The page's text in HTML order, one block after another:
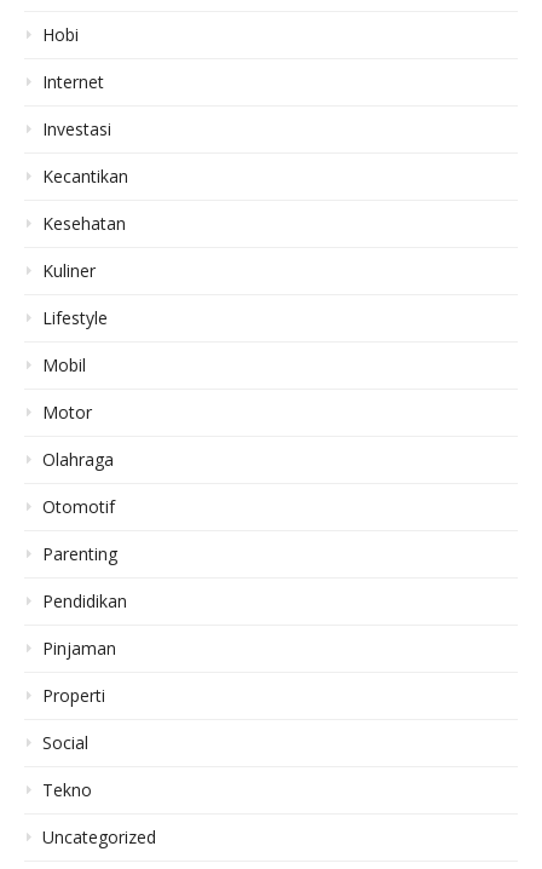
Hobi
Internet
Investasi
Kecantikan
Kesehatan
Kuliner
Lifestyle
Mobil
Motor
Olahraga
Otomotif
Parenting
Pendidikan
Pinjaman
Properti
Social
Tekno
Uncategorized